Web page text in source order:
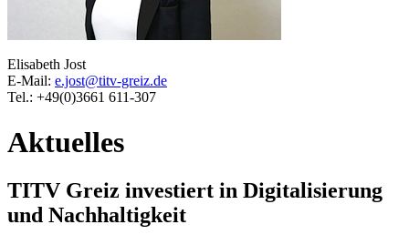
Elisabeth Jost
E-Mail: e.jost@titv-greiz.de
Tel.: +49(0)3661 611-307
Aktuelles
TITV Greiz investiert in Digitalisierung
und Nachhaltigkeit